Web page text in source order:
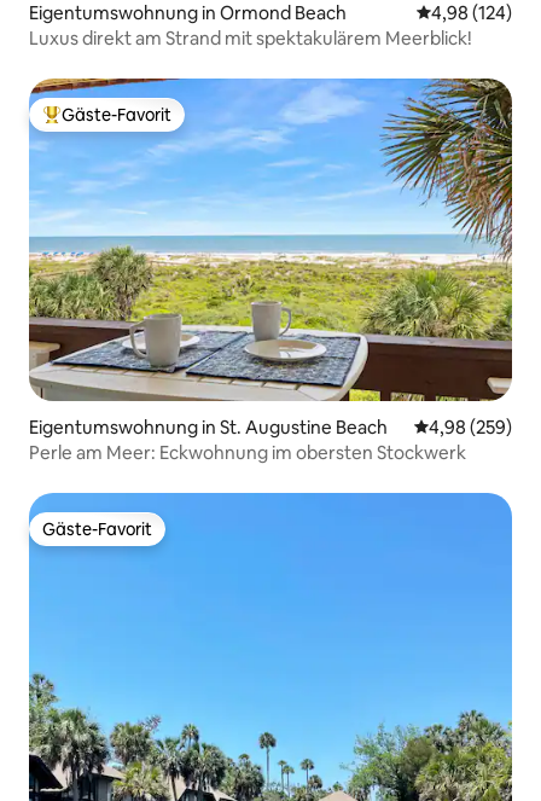
Eigentumswohnung in Ormond Beach
4,98 (124)
Luxus direkt am Strand mit spektakulärem Meerblick!
Beliebter Gäste-Favorit.
Gäste-Favorit
Eigentumswohnung in St. Augustine Beach
4,98 (259)
Perle am Meer: Eckwohnung im obersten Stockwerk
Gäste-Favorit
Gäste-Favorit